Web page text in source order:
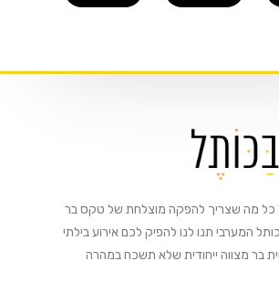
כל מה שצריך להפקה מוצלחת של טקס בר
המערבי תנו לנו להפיק לכם אירוע בילתי
בר מצווה ייחודית שלא תשכח במהרה